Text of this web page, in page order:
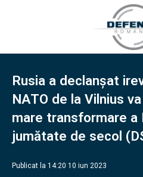
Rusia a declanșat
NATO de la Vilnius
mare transformare a
jumătate de secol
Publicat la 14:20 10 iun 2023